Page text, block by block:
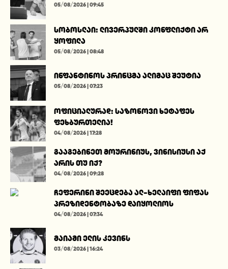
05/08/2026 | 09:45
სობოსლაი: ლივერპულში კონფლიქტი არ
ყოფილა
05/08/2026 | 08:48
ინფანტინოს პრინცმა ალიმაც შეუტია
05/08/2026 | 07:23
ოფიციალურად: საზონოვი ხეტაფეს
ფეხბურთელია!
04/08/2026 | 17:28
გააგებინეთ მოურინიუს, ვინისიუსი აქ
არის თუ იქ?
04/08/2026 | 09:28
ჩეფერინი შეეცდება ალ-ხელაიფი ფიფას
პრეზიდენტობაზე დაიყოლიოს
04/08/2026 | 07:34
მაიამი ელის კევინს
03/08/2026 | 16:24